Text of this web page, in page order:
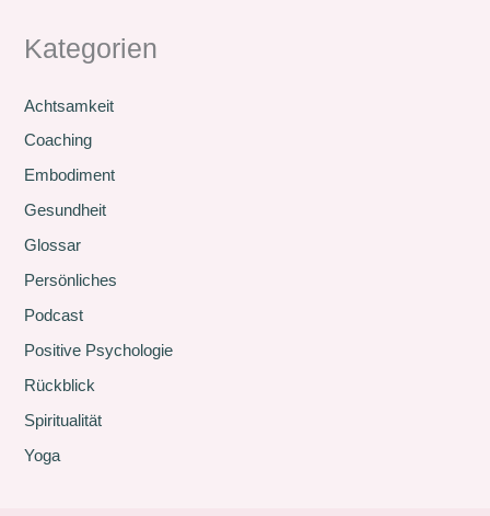
Kategorien
Achtsamkeit
Coaching
Embodiment
Gesundheit
Glossar
Persönliches
Podcast
Positive Psychologie
Rückblick
Spiritualität
Yoga